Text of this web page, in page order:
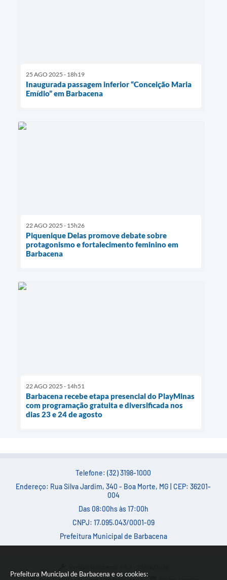
Prefeitura Municipal de Barbacena e os cookies:
25 AGO 2025 - 18h19
Inaugurada passagem inferior “Conceição Maria
Emídio” em Barbacena
22 AGO 2025 - 15h26
Piquenique Delas promove debate sobre
protagonismo e fortalecimento feminino em
Barbacena
22 AGO 2025 - 14h51
Barbacena recebe etapa presencial do PlayMinas
com programação gratuita e diversificada nos
dias 23 e 24 de agosto
Telefone: (32) 3198-1000
Endereço: Rua Silva Jardim, 340 - Boa Morte, MG | CEP: 36201-
004
Das 08:00hs às 17:00h
CNPJ: 17.095.043/0001-09
Prefeitura Municipal de Barbacena